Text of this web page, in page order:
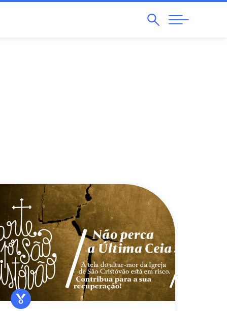
Pesquisar
Abrir
Navegação